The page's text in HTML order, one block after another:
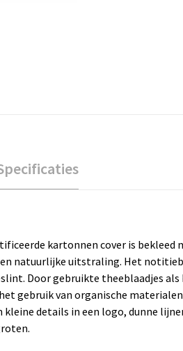
kartonnen cover is
natuurlijke uitstraling. Het
Door gebruikte theeblaadjes
gebruik van organische
kleine details in een logo, dunne